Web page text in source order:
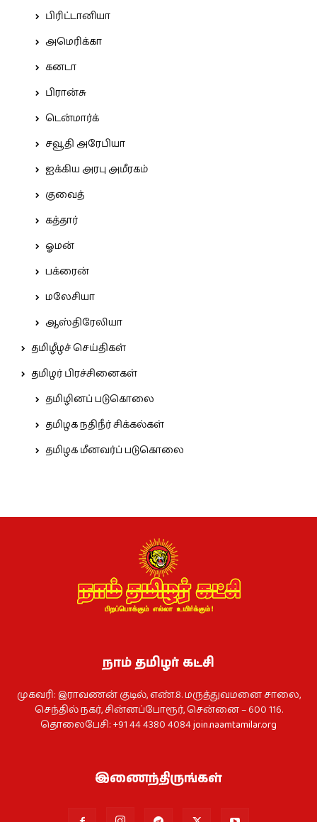
பிரிட்டானியா
அமெரிக்கா
கனடா
பிரான்சு
டென்மார்க்
சவூதி அரேபியா
ஐக்கிய அரபு அமீரகம்
குவைத்
கத்தார்
ஓமன்
பக்ரைன்
மலேசியா
ஆஸ்திரேலியா
தமிழீழச் செய்திகள்
தமிழர் பிரச்சினைகள்
தமிழினப் படுகொலை
தமிழக நதிநீர் சிக்கல்கள்
தமிழக மீனவர்ப் படுகொலை
நாம் தமிழர் கட்சி
முகவரி: இராவணன் குடில், எண்.8. மருத்துவமனை சாலை,
செந்தில் நகர், சின்னப்போரூர், சென்னை – 600 116.
தொலைபேசி: +91 44 4380 4084join.naamtamilar.org
இணைந்திருங்கள்